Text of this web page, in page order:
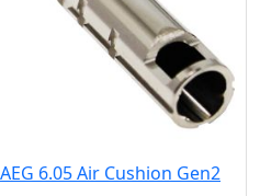
6.05 Air Cushion Gen2